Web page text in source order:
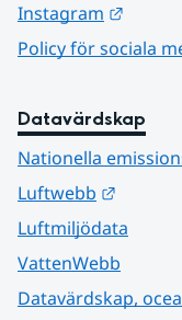
Instagram
Policy för sociala
Datavärdskap
Nationella
Luftwebb
Luftmiljödata
VattenWebb
Datavärdskap,